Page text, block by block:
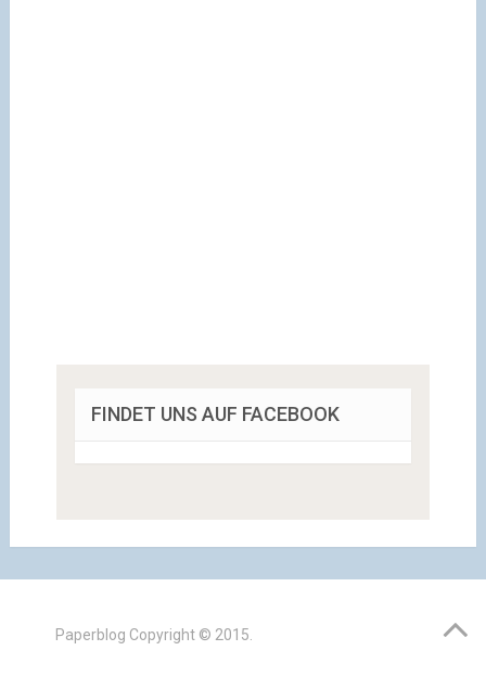
FINDET UNS AUF FACEBOOK
Paperblog Copyright © 2015.